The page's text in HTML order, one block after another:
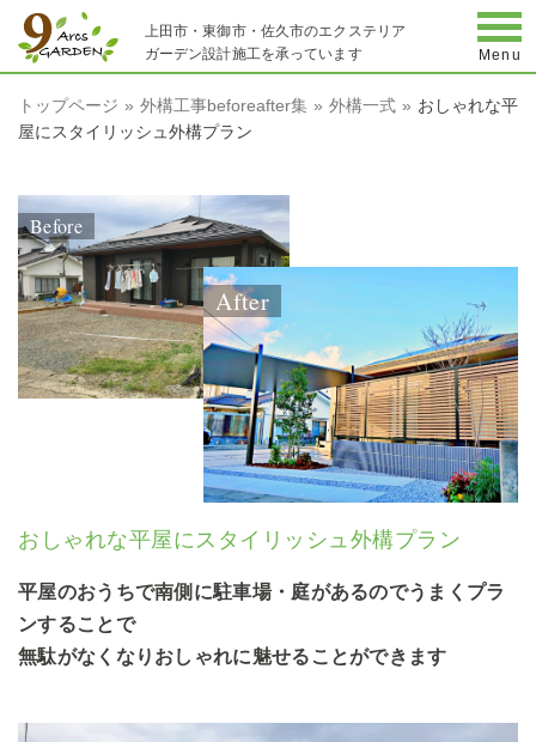
上田市・東御市・佐久市のエクステリア
ガーデン設計施工を承っています
Menu
トップページ 外構工事beforeafter集 外構一式
おしゃれな平
屋にスタイリッシュ外構プラン
Before
After
おしゃれな平屋にスタイリッシュ外構プラン
平屋のおうちで南側に駐車場・庭があるのでうまくプラ
ンすることで
無駄がなくなりおしゃれに魅せることができます